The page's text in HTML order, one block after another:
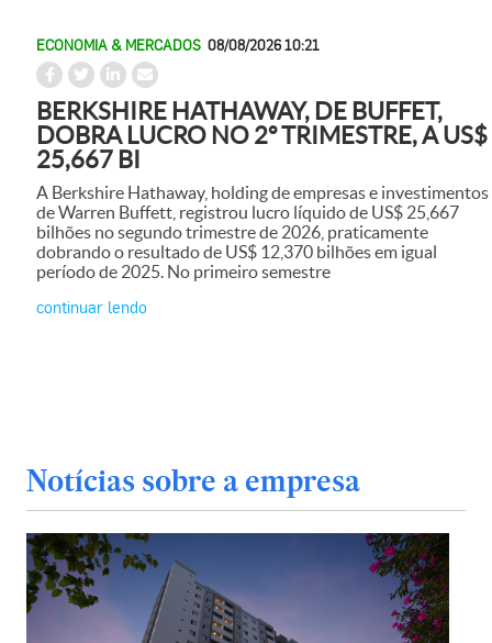
ECONOMIA & MERCADOS 08/08/2026 10:21
BERKSHIRE HATHAWAY, DE BUFFET,
DOBRA LUCRO NO 2º TRIMESTRE, A US$
25,667 BI
A Berkshire Hathaway, holding de empresas e investimentos
de Warren Buffett, registrou lucro líquido de US$ 25,667
bilhões no segundo trimestre de 2026, praticamente
dobrando o resultado de US$ 12,370 bilhões em igual
período de 2025. No primeiro semestre
continuar lendo
Notícias sobre a empresa